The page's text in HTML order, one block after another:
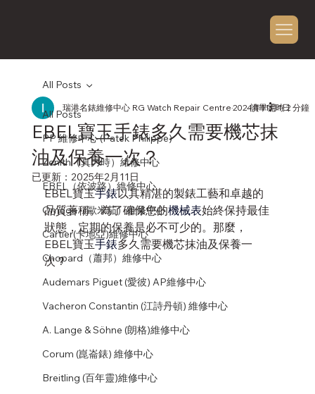
All Posts
PP 維修中心 (Patek Philippe)
Zenith（真力時）維修中心
EBEL（依波路）維修中心
Omega（歐米茄）維修中心
Cartier(卡地亞)維修中心
Chopard（蕭邦）維修中心
Audemars Piguet (愛彼) AP維修中心
Vacheron Constantin (江詩丹頓) 維修中心
A. Lange & Söhne (朗格)維修中心
Corum (崑崙錶) 維修中心
Breitling (百年靈)維修中心
All Posts
EBEL寶玉手錶多久需要機芯抹
油及保養一次？
瑞港名錶維修中心 RG Watch Repair Centre2024年11月1日
讀畢需時 2 分鐘
已更新： 2025年2月11日
EBEL寶玉手錶以其精湛的製錶工藝和卓越的
品質著稱。為了確保您的機械表始終保持最佳
狀態，定期的保養是必不可少的。那麼，
EBEL寶玉手錶多久需要機芯抹油及保養一
次？